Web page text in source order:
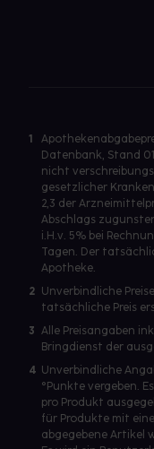
1
Datenbank, Stand
nicht
gesetzlicher
2,3 der
Abschlags
i.H.v. 5% bei
Tagen. Der
Apotheke.
2 Unverbindliche
tatsächliche Preis
3 Alle Preisangaben
Bringdienst der
4 Unverbindliche
°Punkte vergeben.
pro Produkt
für Produkte mit
abgegebene Artikel